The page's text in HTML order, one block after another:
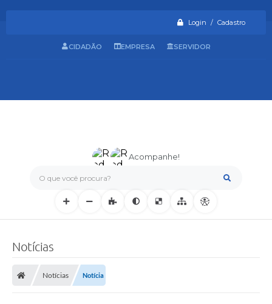
Login / Cadastro
O que você procura?
Acompanhe!
CIDADÃO EMPRESA SERVIDOR
Notícias
Notícias Notícia